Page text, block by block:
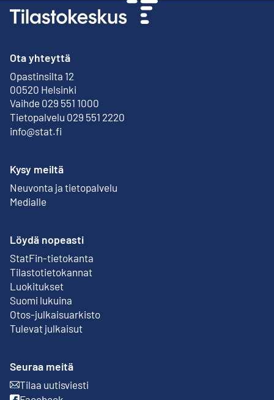
Ota yhteyttä
Opastinsilta 12
00520 Helsinki
Ulkoinen linkki
Vaihde 029 551 1000
Tietopalvelu 029 551 2220
info@stat.fi
Kysy meiltä
Neuvonta ja tietopalvelu
Medialle
Löydä nopeasti
StatFin-tietokanta
Ulkoinen linkki
Tilastotietokannat
Luokitukset
Suomi lukuina
Otos-julkaisuarkisto
Ulkoinen linkki
Tulevat julkaisut
Seuraa meitä
Tilaa uutisviesti
Ulkoinen linkki